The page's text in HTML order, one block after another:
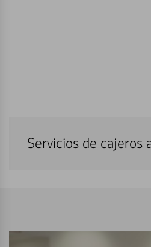
Servicios de cajeros